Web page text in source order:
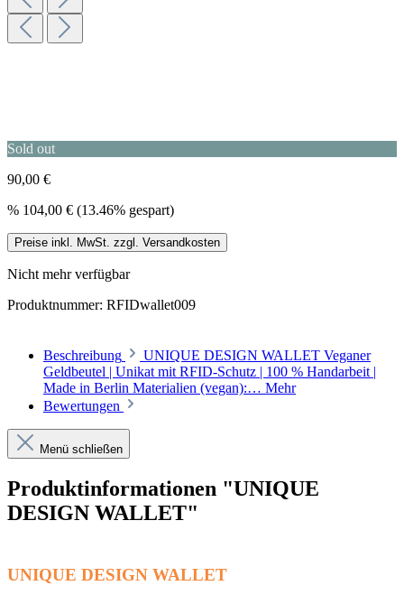
Sold out
90,00 €
% 104,00 € (13.46% gespart)
Preise inkl. MwSt. zzgl. Versandkosten
Nicht mehr verfügbar
Produktnummer: RFIDwallet009
Beschreibung
UNIQUE DESIGN WALLET Veganer
Geldbeutel | Unikat mit RFID-Schutz | 100 % Handarbeit |
Made in Berlin Materialien (vegan):… Mehr
Bewertungen
Menü schließen
Produktinformationen "UNIQUE
DESIGN WALLET"
UNIQUE DESIGN WALLET